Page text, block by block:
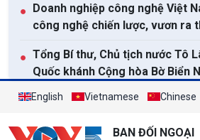
● Doanh nghiệp công nghệ Việt
công nghệ chiến lược, vươn ra
● Tổng Bí thư, Chủ tịch nước Tô
Quốc khánh Cộng hòa Bờ Biển
Xem tất cả
English Vietnamese Chinese
BAN ĐỐI NGOẠI